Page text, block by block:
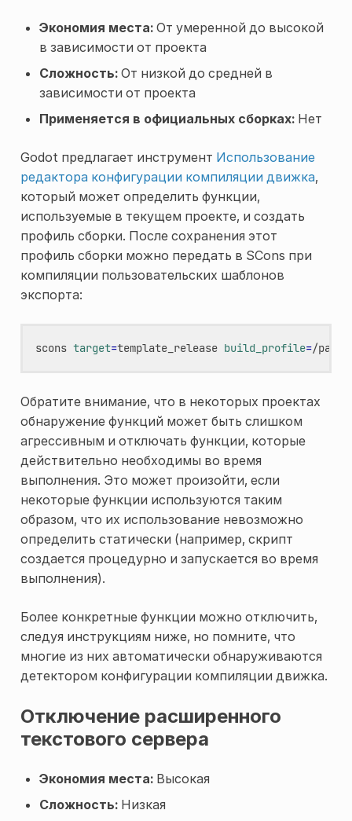
Экономия места:От умеренной до высокой
в зависимости от проекта
Сложность:От низкой до средней в
зависимости от проекта
Применяется в официальных сборках:Нет
Godot предлагает инструмент Использование
редактора конфигурации компиляции движка,
который может определить функции,
используемые в текущем проекте, и создать
профиль сборки. После сохранения этот
профиль сборки можно передать в SCons при
компиляции пользовательских шаблонов
экспорта:
scons target=template_release build_profile=
Обратите внимание, что в некоторых проектах
обнаружение функций может быть слишком
агрессивным и отключать функции, которые
действительно необходимы во время
выполнения. Это может произойти, если
некоторые функции используются таким
образом, что их использование невозможно
определить статически (например, скрипт
создается процедурно и запускается во время
выполнения).
Более конкретные функции можно отключить,
следуя инструкциям ниже, но помните, что
многие из них автоматически обнаруживаются
детектором конфигурации компиляции движка.
Отключение расширенного
текстового сервера
Экономия места:Высокая
Сложность:Низкая